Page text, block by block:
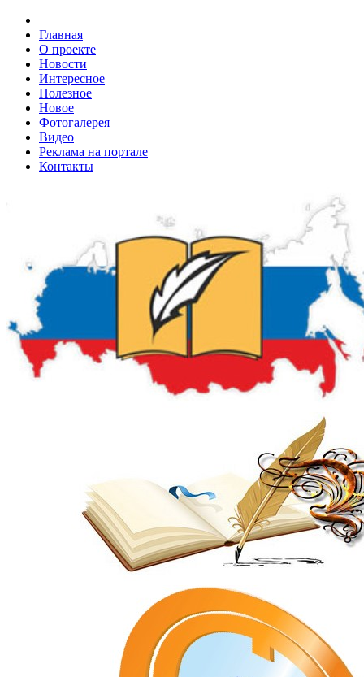
Главная
О проекте
Новости
Интересное
Полезное
Новое
Фотогалерея
Видео
Реклама на портале
Контакты